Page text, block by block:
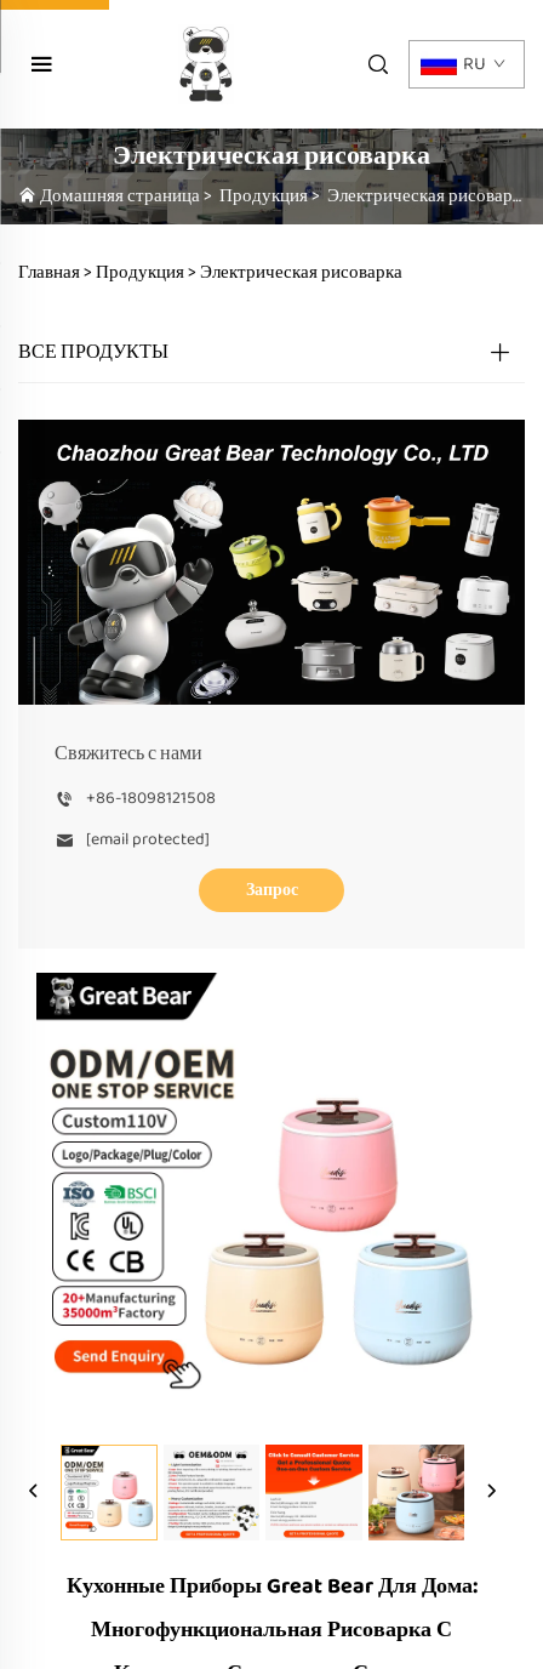
RU
Электрическая рисоварка
Домашняя страница> Продукция> Электрическая рисоварка
Главная >Продукция>Электрическая рисоварка
ВСЕ ПРОДУКТЫ
Свяжитесь с нами
+86-18098121508
[email protected]
Запрос
Кухонные Приборы Great Bear Для Дома:
Многофункциональная Рисоварка С